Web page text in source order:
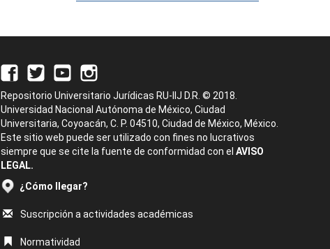
Repositorio Universitario Jurídicas RU-IIJ D.R. © 2018.
Universidad Nacional Autónoma de México, Ciudad
Universitaria, Coyoacán, C. P. 04510, Ciudad de México, México.
Este sitio web puede ser utilizado con fines no lucrativos
siempre que se cite la fuente de conformidad con el AVISO
LEGAL.
¿Cómo llegar?
Suscripción a actividades académicas
Normatividad